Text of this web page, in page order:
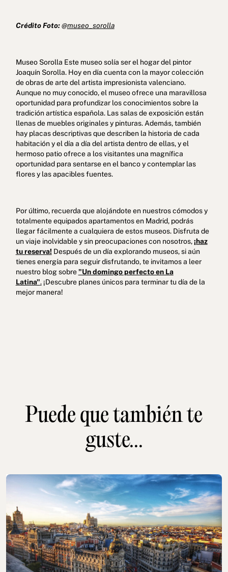
Crédito Foto:@museo_sorolla
Museo Sorolla Este museo solía ser el hogar del pintor
Joaquín Sorolla. Hoy en día cuenta con la mayor colección
de obras de arte del artista impresionista valenciano.
Aunque no muy conocido, el museo ofrece una maravillosa
oportunidad para profundizar los conocimientos sobre la
tradición artística española. Las salas de exposición están
llenas de muebles originales y pinturas. Además, también
hay placas descriptivas que describen la historia de cada
habitación y el día a día del artista dentro de ellas, y el
hermoso patio ofrece a los visitantes una magnífica
oportunidad para sentarse en el banco y contemplar las
flores y las apacibles fuentes.
Por último, recuerda que alojándote en nuestros cómodos y
totalmente equipados apartamentos en Madrid, podrás
llegar fácilmente a cualquiera de estos museos. Disfruta de
un viaje inolvidable y sin preocupaciones con nosotros,¡haz
tu reserva! Después de un día explorando museos, si aún
tienes energía para seguir disfrutando, te invitamos a leer
nuestro blog sobre"Un domingo perfecto en La
Latina".¡Descubre planes únicos para terminar tu día de la
mejor manera!
Puede que también te
guste...